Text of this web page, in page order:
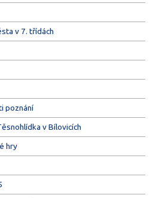
v 7. třídách
poznání
v Bílovicích
hry